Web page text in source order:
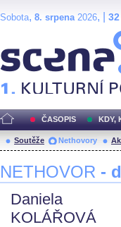
Sobota, 8. srpena2026, | 32
ČASOPIS KDY,
Soutěže Nethovory
NETHOVOR -
Daniela
KOLÁŘOVÁ